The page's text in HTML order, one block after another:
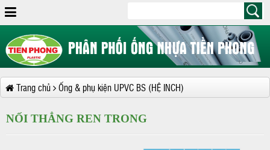
Trang chủ Ống & phụ kiện UPVC BS (HỆ INCH)
NỐI THẲNG REN TRONG